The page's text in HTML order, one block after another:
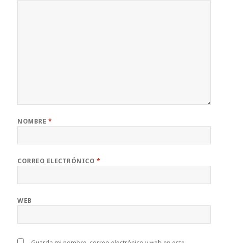
NOMBRE *
CORREO ELECTRÓNICO *
WEB